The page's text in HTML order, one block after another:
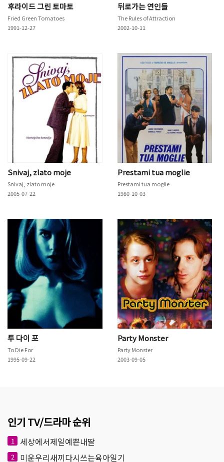
후라이드 그린 토마토
Fried Green Tomatoes
1991-12-27
뒤로가는 연인들
The Rules of Attraction
2002-10-11
Snivaj, zlato moje
Snivaj, zlato moje
2005-07-22
Prestami tua moglie
Prestami tua moglie
1980-10-03
투 다이 포
To Die For
1995-09-22
Party Monster
Party Monster
2003-09-05
인기 TV/드라마 순위
1 세상에서제일예쁜내딸
2 미운우리새끼다시쓰는육아일기